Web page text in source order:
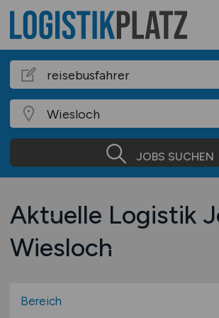
JOBS SUCHEN
Aktuelle Logistik
Wiesloch
Bereich